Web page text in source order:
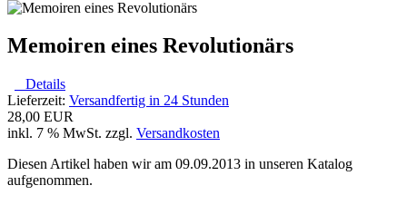
Memoiren eines Revolutionärs
Details
Lieferzeit: Versandfertig in 24 Stunden
28,00 EUR
inkl. 7 % MwSt. zzgl. Versandkosten
Diesen Artikel haben wir am 09.09.2013 in unseren Katalog
aufgenommen.